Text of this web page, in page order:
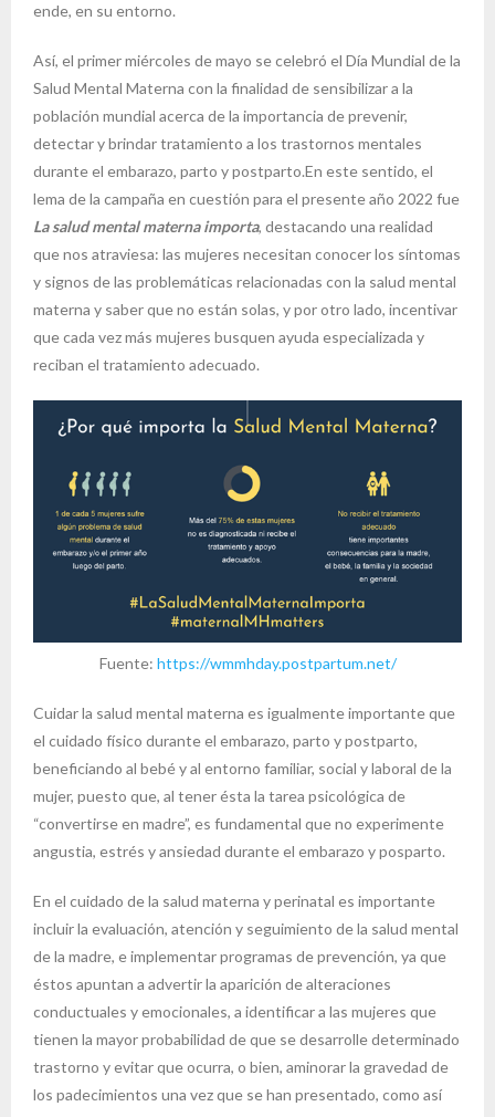
ende, en su entorno.
Así, el primer miércoles de mayo se celebró el Día Mundial de la
Salud Mental Materna con la finalidad de sensibilizar a la
población mundial acerca de la importancia de prevenir,
detectar y brindar tratamiento a los trastornos mentales
durante el embarazo, parto y postparto.En este sentido, el
lema de la campaña en cuestión para el presente año 2022 fue
La salud mental materna importa, destacando una realidad
que nos atraviesa: las mujeres necesitan conocer los síntomas
y signos de las problemáticas relacionadas con la salud mental
materna y saber que no están solas, y por otro lado, incentivar
que cada vez más mujeres busquen ayuda especializada y
reciban el tratamiento adecuado.
Fuente: https://wmmhday.postpartum.net/
Cuidar la salud mental materna es igualmente importante que
el cuidado físico durante el embarazo, parto y postparto,
beneficiando al bebé y al entorno familiar, social y laboral de la
mujer, puesto que, al tener ésta la tarea psicológica de
“convertirse en madre”, es fundamental que no experimente
angustia, estrés y ansiedad durante el embarazo y posparto.
En el cuidado de la salud materna y perinatal es importante
incluir la evaluación, atención y seguimiento de la salud mental
de la madre, e implementar programas de prevención, ya que
éstos apuntan a advertir la aparición de alteraciones
conductuales y emocionales, a identificar a las mujeres que
tienen la mayor probabilidad de que se desarrolle determinado
trastorno y evitar que ocurra, o bien, aminorar la gravedad de
los padecimientos una vez que se han presentado, como así